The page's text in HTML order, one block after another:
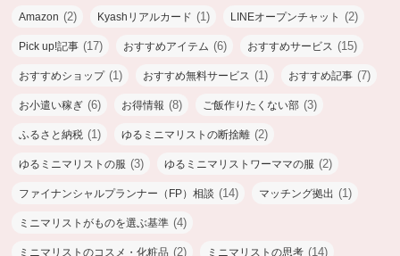
Amazon (2) Kyashリアルカード (1) LINEオープンチャット (2)
Pick up!記事 (17) おすすめアイテム (6) おすすめサービス (15)
おすすめショップ (1) おすすめ無料サービス (1) おすすめ記事 (7)
お小遣い稼ぎ (6) お得情報 (8) ご飯作りたくない部 (3)
ふるさと納税 (1) ゆるミニマリストの断捨離 (2)
ゆるミニマリストの服 (3) ゆるミニマリストワーママの服 (2)
ファイナンシャルプランナー（FP）相談 (14) マッチング拠出 (1)
ミニマリストがものを選ぶ基準 (4)
ミニマリストのコスメ・化粧品 (2) ミニマリストの思考 (14)